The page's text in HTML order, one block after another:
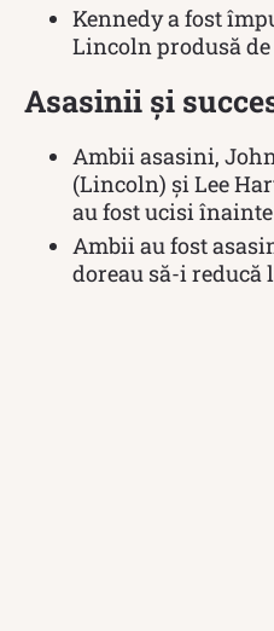
Kennedy a fost
Lincoln produsă de
Asasinii și
Ambii asasini,
(Lincoln) și Lee
au fost ucisi
Ambii au fost
doreau să-i reducă